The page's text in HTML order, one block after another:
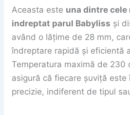
Aceasta este una dintre cele
indreptat parul Babyliss și
având o lățime de 28 mm,
îndreptare rapidă și eficientă
Temperatura maximă de 230
asigură că fiecare șuviță este
precizie, indiferent de tipul